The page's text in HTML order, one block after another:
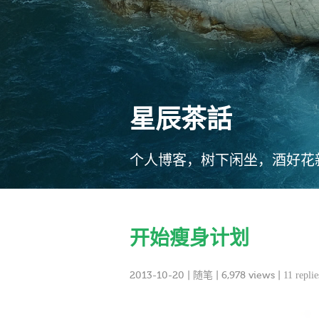
星辰茶話
个人博客，树下闲坐，酒好花
开始瘦身计划
2013-10-20 随笔 | 6,978 views | 11